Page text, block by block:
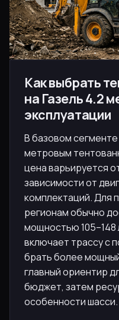
Как выбрать
на Газель 4.2
эксплуатации
В базовом
метровым
цена варьируется
зависимости от
комплектаций. Для
регионам обычно
мощностью 105–148
включает трассу с
брать более
главный ориентир
бюджет, затем
особенности шасси.